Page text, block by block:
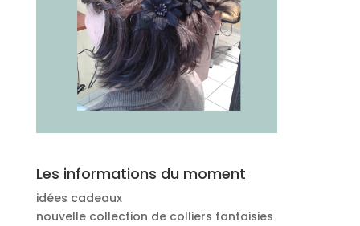
Les informations du moment
idées cadeaux
nouvelle collection de colliers fantaisies